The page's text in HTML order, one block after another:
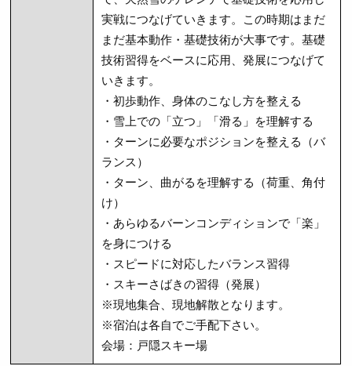
実戦につなげていきます。この時期はまだ
まだ基本動作・基礎技術が大事です。基礎
技術習得をベースに応用、発展につなげて
いきます。
・初歩動作、身体のこなし方を整える
・雪上での「立つ」「滑る」を理解する
・ターンに必要なポジションを整える（バ
ランス）
・ターン、曲がるを理解する（荷重、角付
け）
・あらゆるバーンコンディションで「楽」
を身につける
・スピードに対応したバランス習得
・スキーさばきの習得（発展）
※現地集合、現地解散となります。
※宿泊は各自でご手配下さい。
会場：戸隠スキー場